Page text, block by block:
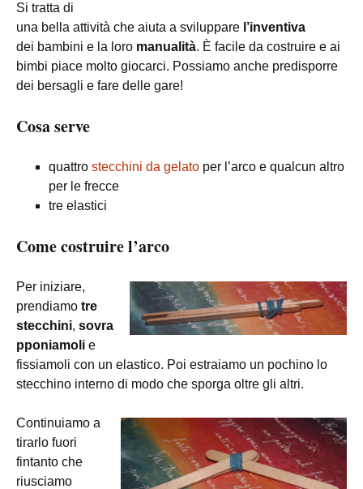
Si tratta di
una bella attività che aiuta a sviluppare l’inventiva
dei bambini e la loro manualità. È facile da costruire e ai
bimbi piace molto giocarci. Possiamo anche predisporre
dei bersagli e fare delle gare!
Cosa serve
quattro stecchini da gelato per l’arco e qualcun altro
per le frecce
tre elastici
Come costruire l’arco
Per iniziare,
prendiamo tre
stecchini, sovra
pponiamoli e
fissiamoli con un elastico. Poi estraiamo un pochino lo
stecchino interno di modo che sporga oltre gli altri.
Continuiamo a
tirarlo fuori
fintanto che
riusciamo